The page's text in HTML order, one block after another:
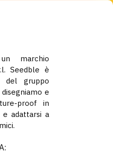
marchio
Seedble è
del gruppo
e
proof in
e adattarsi a